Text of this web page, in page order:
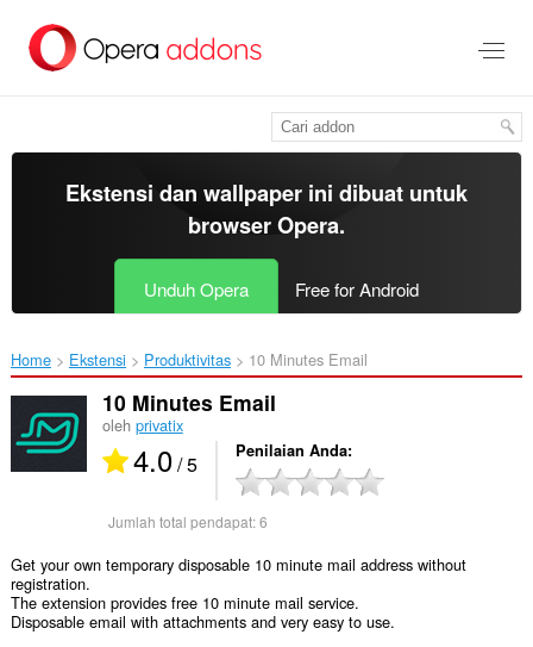
konten
Ekstensi dan wallpaper ini dibuat untuk
browser Opera.
Unduh Opera Free for Android
Home Ekstensi Produktivitas 10 Minutes Email‎
10 Minutes Email
oleh privatix
4.0/ 5 Penilaian Anda
Jumlah total pendapat:6
Get your own temporary disposable 10 minute mail address without
registration.
The extension provides free 10 minute mail service.
Disposable email with attachments and very easy to use.